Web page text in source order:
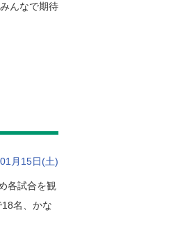
んなで期待
月15日(土)
各試合を観
名、かな